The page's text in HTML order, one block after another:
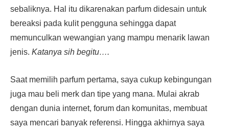
sebaliknya. Hal itu dikarenakan parfum didesain untuk
bereaksi pada kulit pengguna sehingga dapat
memunculkan wewangian yang mampu menarik lawan
jenis. Katanya sih begitu….
Saat memilih parfum pertama, saya cukup kebingungan
juga mau beli merk dan tipe yang mana. Mulai akrab
dengan dunia internet, forum dan komunitas, membuat
saya mencari banyak referensi. Hingga akhirnya saya